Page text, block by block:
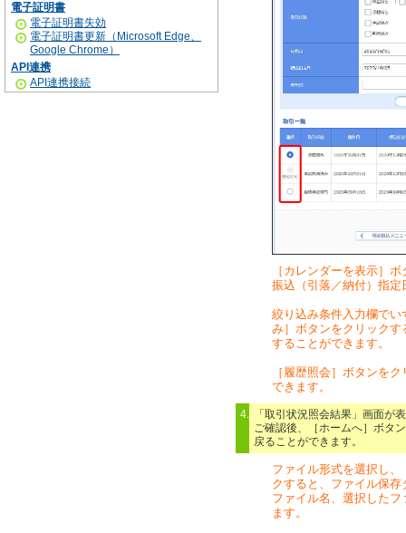
電子証明書
電子証明書失効
電子証明書更新（Microsoft Edge、
Google Chrome）
API連携
API連携接続
［カレンダーを表示］
振込（引落／納付）指
絞り込み条件入力欄で
み］ボタンをクリック
することができます。
［履歴照会］ボタンを
できます。
4.
「取引状況照会結果」画面が
ご確認後、［ホームへ］ボタ
戻ることができます。
ファイル形式を選択し
クすると、ファイル保
ファイル名、選択した
ます。